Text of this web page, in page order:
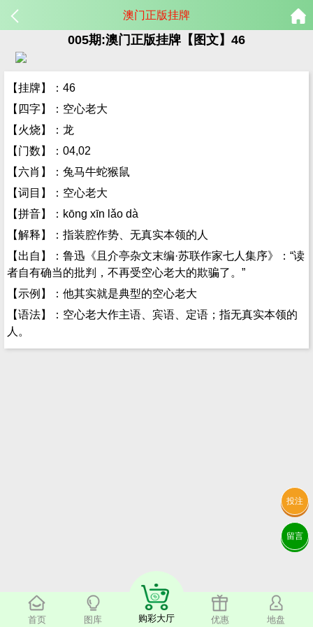
首页 图库 购彩大厅 优惠 地盘
投注
留言
澳门正版挂牌
005期:澳门正版挂牌【图文】46
【挂牌】：46
【四字】：空心老大
【火烧】：龙
【门数】：04,02
【六肖】：兔马牛蛇猴鼠
【词目】：空心老大
【拼音】：kōng xīn lǎo dà
【解释】：指装腔作势、无真实本领的人
【出自】：鲁迅《且介亭杂文末编·苏联作家七人集序》：“读
者自有确当的批判，不再受空心老大的欺骗了。”
【示例】：他其实就是典型的空心老大
【语法】：空心老大作主语、宾语、定语；指无真实本领的
人。